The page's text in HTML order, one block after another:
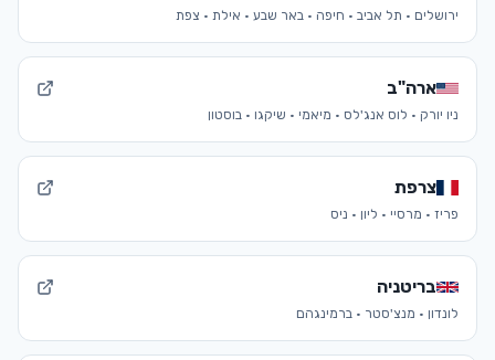
ירושלים · תל אביב · חיפה · באר שבע · אילת · צפת
ארה"ב
ניו יורק · לוס אנג'לס · מיאמי · שיקגו · בוסטון
צרפת
פריז · מרסיי · ליון · ניס
בריטניה
לונדון · מנצ'סטר · ברמינגהם